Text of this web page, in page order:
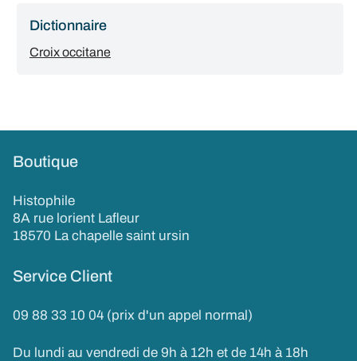
Dictionnaire
Croix occitane
Boutique
Histophile
8A rue lorient Lafleur
18570 La chapelle saint ursin
Service Client
09 88 33 10 04 (prix d'un appel normal)
Du lundi au vendredi de 9h à 12h et de 14h à 18h